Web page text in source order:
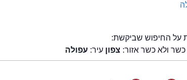
על החיפוש שביקשת:
כשר ולא כשר אזור: צפון עיר: עפולה